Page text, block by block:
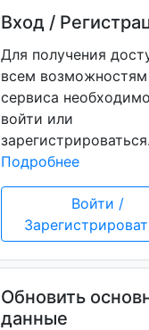
Вход /
Для получения
всем возможностям
сервиса
войти или
Подробнее
Войти /
Обновить
данные